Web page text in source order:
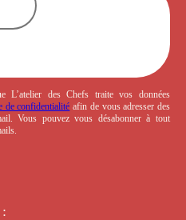
L’atelier des Chefs traite vos données
de confidentialité afin de vous adresser des
Vous pouvez vous désabonner à tout